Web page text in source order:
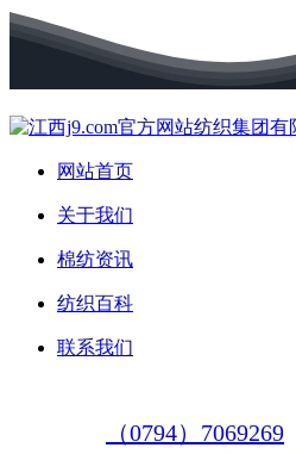
网站首页
关于我们
棉纺资讯
纺织百科
联系我们
（0794）7069269